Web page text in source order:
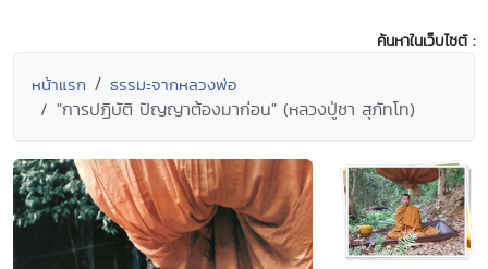
ค้นหาในเว็บไซต์ :
หน้าแรก ธรรมะจากหลวงพ่อ
"การปฏิบัติ ปัญญาต้องมาก่อน" (หลวงปู่ชา สุภัทโท)